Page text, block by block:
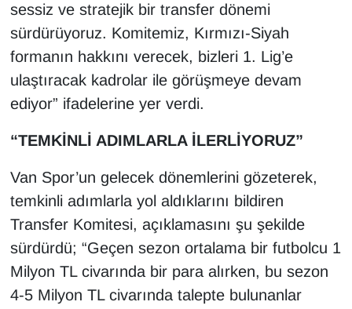
sessiz ve stratejik bir transfer dönemi
sürdürüyoruz. Komitemiz, Kırmızı-Siyah
formanın hakkını verecek, bizleri 1. Lig’e
ulaştıracak kadrolar ile görüşmeye devam
ediyor” ifadelerine yer verdi.
“TEMKİNLİ ADIMLARLA İLERLİYORUZ”
Van Spor’un gelecek dönemlerini gözeterek,
temkinli adımlarla yol aldıklarını bildiren
Transfer Komitesi, açıklamasını şu şekilde
sürdürdü; “Geçen sezon ortalama bir futbolcu 1
Milyon TL civarında bir para alırken, bu sezon
4-5 Milyon TL civarında talepte bulunanlar
SPOR
TEBRİK
TEKNOLOJİ
Turizm
VAN'DA SPOR
Vasıta
YAŞAM
YEREL